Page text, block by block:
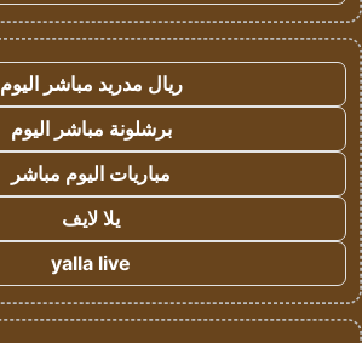
ريال مدريد مباشر اليوم
برشلونة مباشر اليوم
مباريات اليوم مباشر
يلا لايف
yalla live